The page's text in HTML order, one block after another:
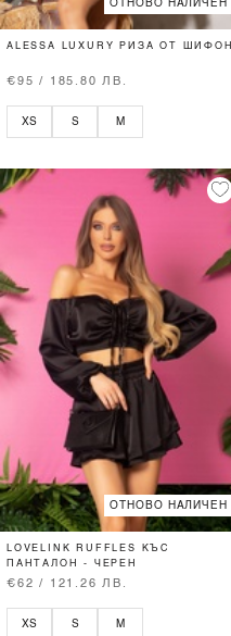
ОТНОВО НАЛИЧЕН
ALESSA LUXURY РИЗА ОТ ШИФОН
€95 / 185.80 ЛВ.
XS S M
ОТНОВО НАЛИЧЕН
LOVELINK RUFFLES КЪС
ПАНТАЛОН - ЧЕРЕН
€62 / 121.26 ЛВ.
XS S M